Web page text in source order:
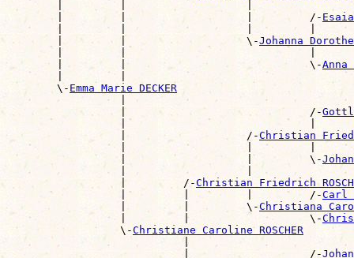
        |         |                   |         /-
|         |                   |         |
        |         |                   \-
Johanna
        |         |                             \-
Anna
|         |
        \-
Emma Marie DECKER
|
                  |                             /-
|                             |
                  |                   /-
Christian
|                   |         |
                  |                   |         \-
|                   |
                  |         /-
Christian Friedrich
                  |         |         |         /-
Carl
                  |         |         \-
Christiana
                  |         |                   \-
                  \-
Christiane Caroline ROSCHER
|
                            |                   /-